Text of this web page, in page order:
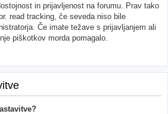
in prijavljenost na forumu. Prav tako
read tracking, če seveda niso bile
Če imate težave s prijavljanjem ali
piškotkov morda pomagalo.